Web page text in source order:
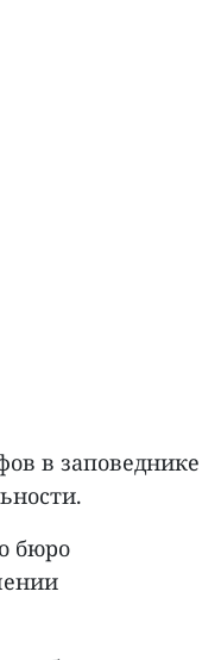
в заповеднике
бюро